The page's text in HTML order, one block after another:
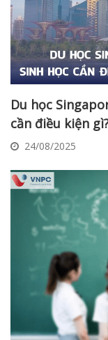
Du học
cần điều kiện
24/08/2025